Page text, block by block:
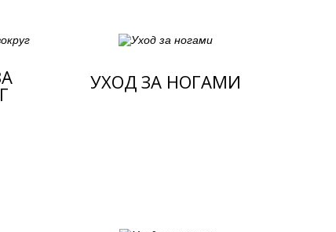
УХОД ЗА НОГАМИ